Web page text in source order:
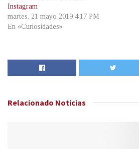
Instagram
martes, 21 mayo 2019 4:17 PM
En «Curiosidades»
Relacionado Noticias